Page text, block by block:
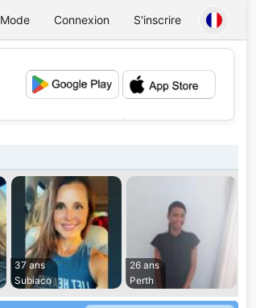
Mode Connexion S'inscrire
37 ans
Subiaco
26 ans
Perth